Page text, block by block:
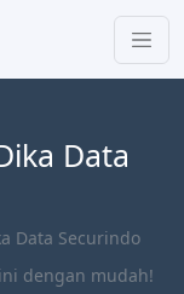
Data
Data Securindo
dengan mudah!